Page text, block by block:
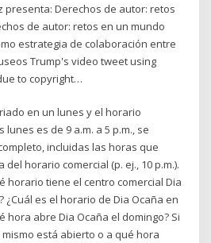
presenta: Derechos de autor: retos
de autor: retos en un mundo
estrategia de colaboración entre
Trump's video tweet using
to copyright…
en un lunes y el horario
es de 9 a.m. a 5 p.m., se
incluidas las horas que
horario comercial (p. ej., 10 p.m.).
horario tiene el centro comercial Dia
¿Cuál es el horario de Dia Ocaña en
hora abre Dia Ocaña el domingo? Si
está abierto o a qué hora